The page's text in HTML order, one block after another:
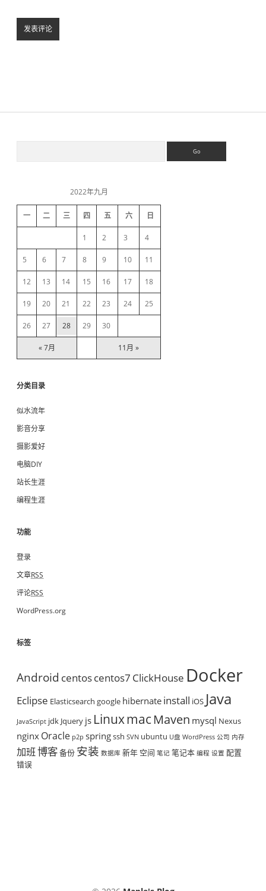
d
b
a
r
2022年九月
一 二 三 四 五 六 日
« 7月 11月 »
1 2 3 4
5 6 7 8 9 10 11
12 13 14 15 16 17 18
19 20 21 22 23 24 25
26 27 28 29 30
分类目录
似水流年
影音分享
摄影爱好
电脑DIY
站长生涯
编程生涯
功能
登录
文章RSS
评论RSS
WordPress.org
标签
Android centoscentos7 ClickHouse Docker
Eclipse Elasticsearch google hibernate install iOS Java
JavaScript jdk Jquery js LinuxmacMaven mysql Nexus
nginx Oracle p2p springssh SVN ubuntu U盘 WordPress 公司 内存
加班博客备份 安装 数据库 新年 空间 笔记 笔记本 编程 设置 配置
错误